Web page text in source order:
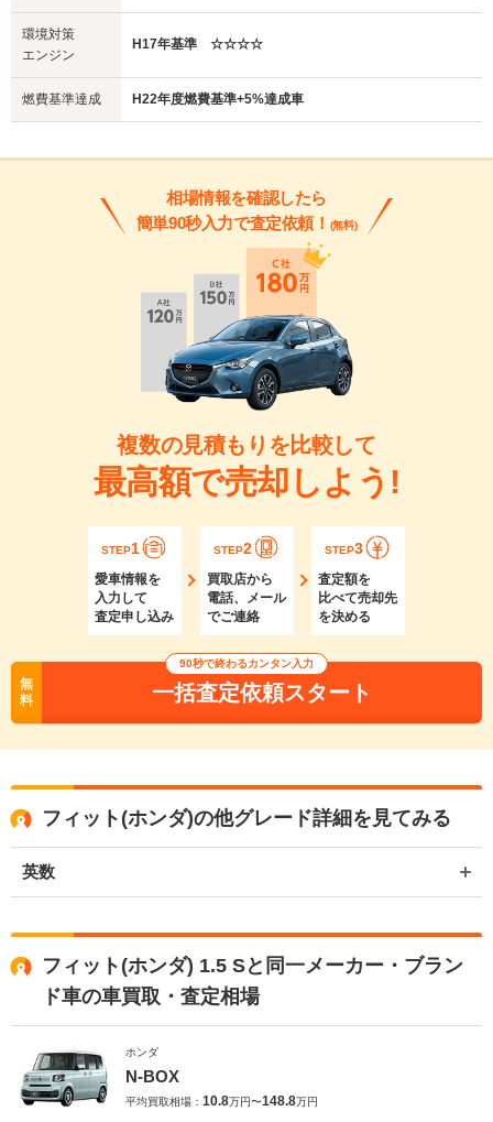
環境対策
エンジン
H17年基準 ☆☆☆☆
燃費基準達成 H22年度燃費基準+5%達成車
相場情報を確認したら
簡単90秒入力で査定依頼！ (無料)
複数の見積もりを比較して
最高額で売却しよう!
STEP1
愛車情報を
入力して
査定申し込み
STEP2
買取店から
電話、メール
でご連絡
STEP3
査定額を
比べて売却先
を決める
無
料
90秒で終わるカンタン入力
一括査定依頼スタート
フィット(ホンダ)の他グレード詳細を見てみる
英数
フィット(ホンダ) 1.5 Sと同一メーカー・ブラン
ド車の車買取・査定相場
ホンダ
N-BOX
平均買取相場： 10.8万円〜148.8万円